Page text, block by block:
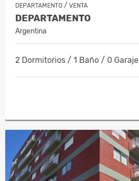
DEPARTAMENTO / VENTA
DEPARTAMENTO
Argentina
2 Dormitorios / 1 Baño / 0 Garaje